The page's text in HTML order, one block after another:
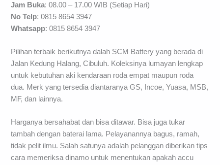
Jam Buka: 08.00 – 17.00 WIB (Setiap Hari)
No Telp: 0815 8654 3947
Whatsapp: 0815 8654 3947
Pilihan terbaik berikutnya dalah SCM Battery yang berada di
Jalan Kedung Halang, Cibuluh. Koleksinya lumayan lengkap
untuk kebutuhan aki kendaraan roda empat maupun roda
dua. Merk yang tersedia diantaranya GS, Incoe, Yuasa, MSB,
MF, dan lainnya.
Harganya bersahabat dan bisa ditawar. Bisa juga tukar
tambah dengan baterai lama. Pelayanannya bagus, ramah,
tidak pelit ilmu. Salah satunya adalah pelanggan diberikan tips
cara memeriksa dinamo untuk menentukan apakah accu